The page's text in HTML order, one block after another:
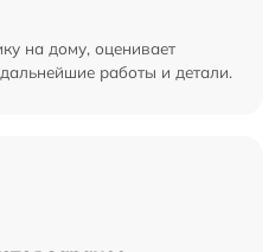
на дому, оценивает
работы и детали.